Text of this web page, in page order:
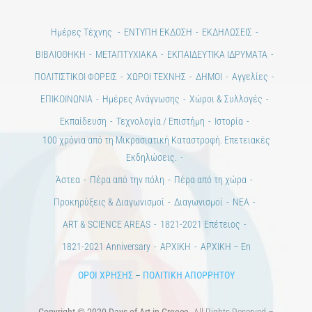
Ημέρες Τέχνης ΕΝΤΥΠΗ ΕΚΔΟΣΗ
ΕΚΔΗΛΩΣΕΙΣ
ΒΙΒΛΙΟΘΗΚΗ
ΜΕΤΑΠΤΥΧΙΑΚΑ
ΕΚΠΑΙΔΕΥΤΙΚΑ ΙΔΡΥΜΑΤΑ
ΠΟΛΙΤΙΣΤΙΚΟΙ ΦΟΡΕΙΣ
ΧΩΡΟΙ ΤΕΧΝΗΣ ΔΗΜΟΙ
Αγγελίες
ΕΠΙΚΟΙΝΩΝΙΑ
Ημέρες Ανάγνωσης
Χώροι & Συλλογές
Εκπαίδευση
Τεχνολογία / Επιστήμη
Ιστορία
100 χρόνια από τη Μικρασιατική Καταστροφή. Επετειακές
Εκδηλώσεις.
Άστεα
Πέρα από την πόλη
Πέρα από τη χώρα
Προκηρύξεις & Διαγωνισμοί
Διαγωνισμοί
ΝΕΑ
ART & SCIENCE AREAS
1821-2021 Επέτειος
1821-2021 Anniversary
ΑΡΧΙΚΗ ΑΡΧΙΚΗ – En
ΟΡΟΙ ΧΡΗΣΗΣ– ΠΟΛΙΤΙΚΗ ΑΠΟΡΡΗΤΟΥ